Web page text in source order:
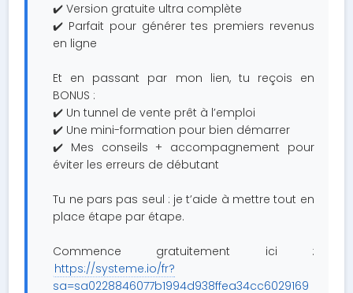
✔️ Version gratuite ultra complète
✔️ Parfait pour générer tes premiers revenus
en ligne
Et en passant par mon lien, tu reçois en
BONUS :
✔️ Un tunnel de vente prêt à l’emploi
✔️ Une mini-formation pour bien démarrer
✔️ Mes conseils + accompagnement pour
éviter les erreurs de débutant
Tu ne pars pas seul : je t’aide à mettre tout en
place étape par étape.
Commence gratuitement ici :
https://systeme.io/fr?
sa=sa0228846077b1994d938ffea34cc6029169